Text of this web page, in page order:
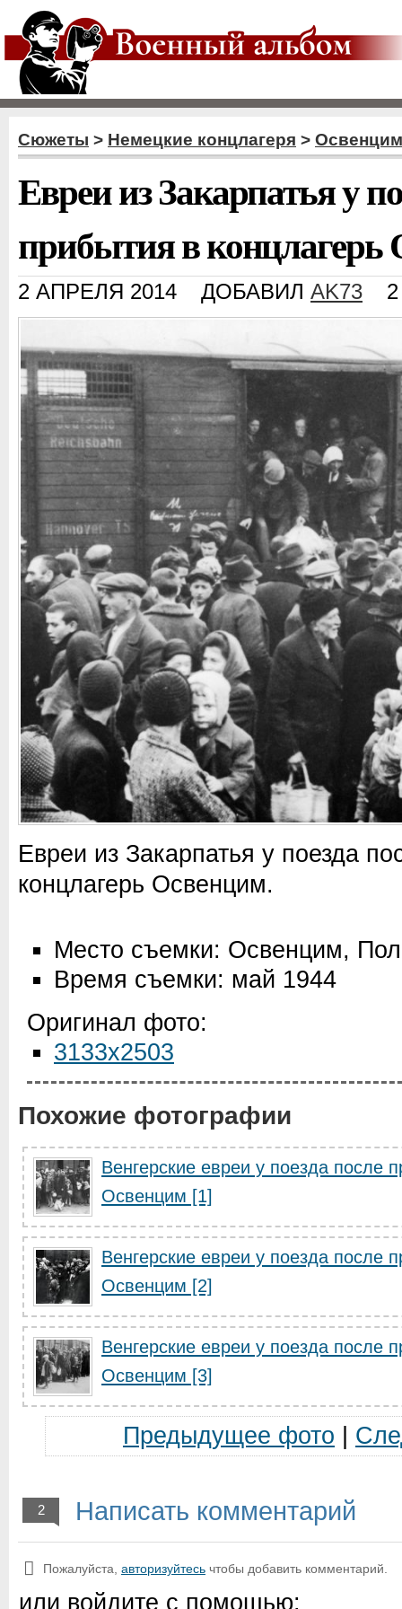
Сюжеты > Немецкие концлагеря > Освенцим
Евреи из Закарпатья у
прибытия в
2 АПРЕЛЯ 2014 ДОБАВИЛ AK73
Евреи из Закарпатья у поезда
концлагерь Освенцим.
Место съемки: Освенцим,
Время съемки: май 1944
Оригинал фото:
3133x2503
Похожие фотографии
Венгерские евреи у поезда после
Освенцим [1]
Венгерские евреи у поезда после
Освенцим [2]
Венгерские евреи у поезда после
Освенцим [3]
Предыдущее фото
2 Написать комментарий
Пожалуйста, авторизуйтесь чтобы добавить комментарий.
или войдите с помощью: